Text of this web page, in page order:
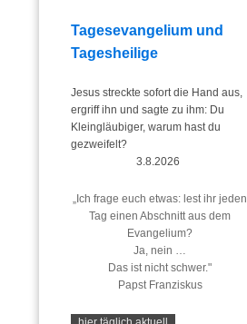
Tagesevangelium und
Tagesheilige
Jesus streckte sofort die Hand aus,
ergriff ihn und sagte zu ihm: Du
Kleingläubiger, warum hast du
gezweifelt?
3.8.2026
„Ich frage euch etwas: lest ihr jeden
Tag einen Abschnitt aus dem
Evangelium?
Ja, nein …
Das ist nicht schwer."
Papst Franziskus